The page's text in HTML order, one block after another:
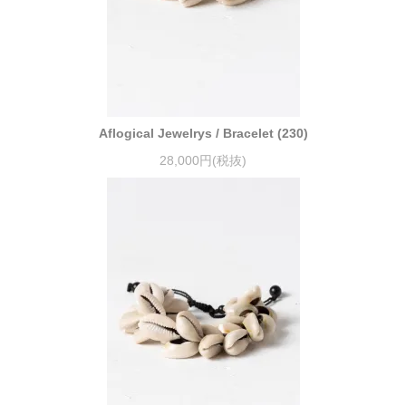
Aflogical Jewelrys / Bracelet (230)
28,000円(税抜)